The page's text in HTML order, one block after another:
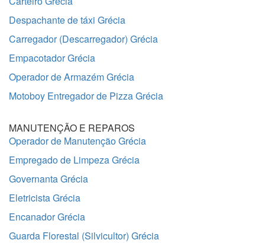
Despachante de táxi Grécia
Carregador (Descarregador) Grécia
Empacotador Grécia
Operador de Armazém Grécia
Motoboy Entregador de Pizza Grécia
MANUTENÇÃO E REPAROS
Operador de Manutenção Grécia
Empregado de Limpeza Grécia
Governanta Grécia
Eletricista Grécia
Encanador Grécia
Guarda Florestal (Silvicultor) Grécia